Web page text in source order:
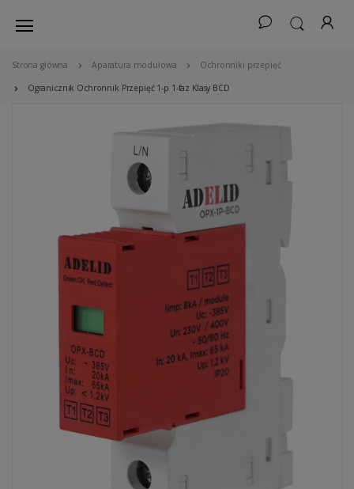
Strona główna Aparatura modułowa Ochronniki przepięć
Ogranicznik Ochronnik Przepięć 1-p 1-faz Klasy BCD